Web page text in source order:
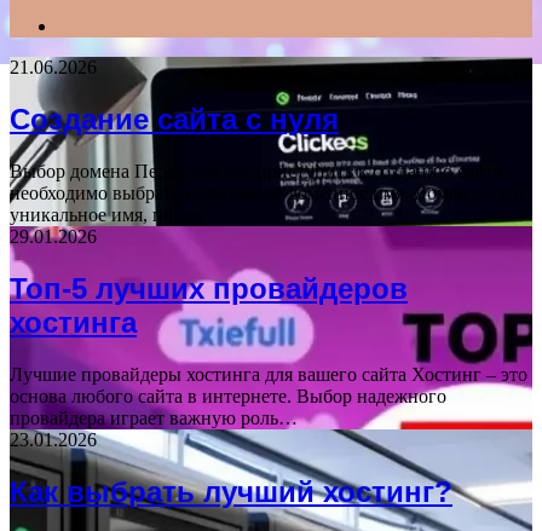
21.06.2026
Создание сайта с нуля
Выбор домена Перед тем как приступить к созданию сайта,
необходимо выбрать подходящее доменное имя. Домен — это
уникальное имя, по…
29.01.2026
Топ-5 лучших провайдеров
хостинга
Лучшие провайдеры хостинга для вашего сайта Хостинг – это
основа любого сайта в интернете. Выбор надежного
провайдера играет важную роль…
23.01.2026
Как выбрать лучший хостинг?